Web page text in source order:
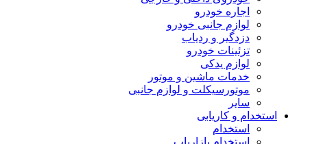
اجاره خودرو
لوازم جانبی خودرو
دزدگیر و ردیاب
تزئینات خودرو
لوازم یدکی
خدمات ماشین و موتور
موتورسیکلت و لوازم جانبی
سایر
استخدام و کاریابی
استخدام